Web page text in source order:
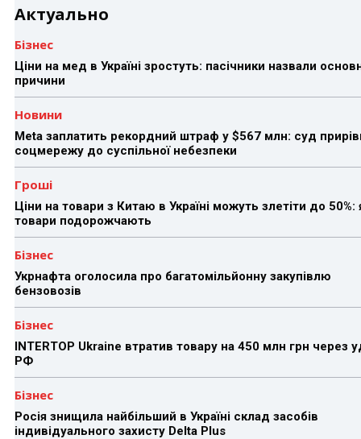
Актуально
Бізнес
Ціни на мед в Україні зростуть: пасічники назвали
причини
Новини
Meta заплатить рекордний штраф у $567 млн: суд
соцмережу до суспільної небезпеки
Гроші
Ціни на товари з Китаю в Україні можуть злетіти до 50%:
товари подорожчають
Бізнес
Укрнафта оголосила про багатомільйонну закупівлю
бензовозів
Бізнес
INTERTOP Ukraine втратив товару на 450 млн грн через
РФ
Бізнес
Росія знищила найбільший в Україні склад засобів
індивідуального захисту Delta Plus